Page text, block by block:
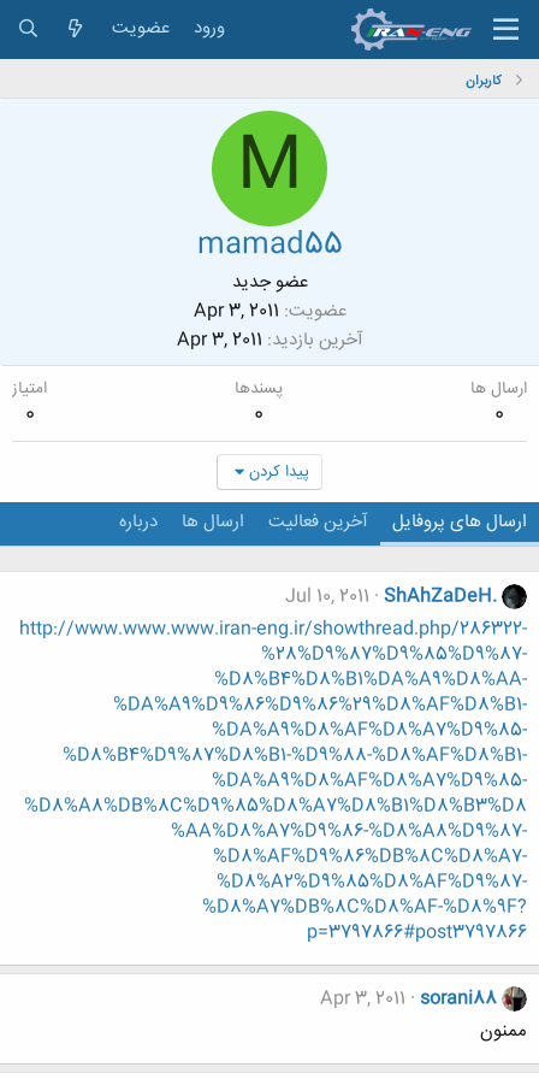
ورود عضویت
کاربران
M
mamad55
عضو جدید
عضویت Apr 3, 2011
آخرین بازدید Apr 3, 2011
ارسال ها
0
پسندها
0
امتیاز
0
پیدا کردن
ارسال های پروفایل آخرین فعالیت ارسال ها درباره
ShAhZaDeH.
Jul 10, 2011
http://www.www.www.iran-eng.ir/showthread.php/286322-
%28%D9%87%D9%85%D9%87-
%D8%B4%D8%B1%DA%A9%D8%AA-
%DA%A9%D9%86%D9%86%29%D8%AF%D8%B1-
%DA%A9%D8%AF%D8%A7%D9%85-
%D8%B4%D9%87%D8%B1-%D9%88-%D8%AF%D8%B1-
%DA%A9%D8%AF%D8%A7%D9%85-
%D8%A8%DB%8C%D9%85%D8%A7%D8%B1%D8%B3%D8
%AA%D8%A7%D9%86-%D8%A8%D9%87-
%D8%AF%D9%86%DB%8C%D8%A7-
%D8%A2%D9%85%D8%AF%D9%87-
%D8%A7%DB%8C%D8%AF-%D8%9F?
p=3797866#post3797866
sorani88
Apr 3, 2011
ممنون